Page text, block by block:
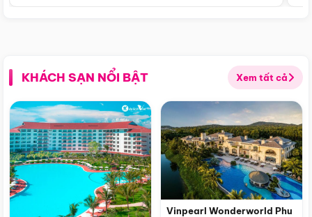
KHÁCH SẠN NỔI BẬT Xem tất cả
Vinpearl Wonderworld Phu